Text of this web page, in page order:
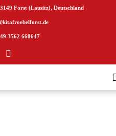
Forst (Lausitz), Deutschland
3562 660647